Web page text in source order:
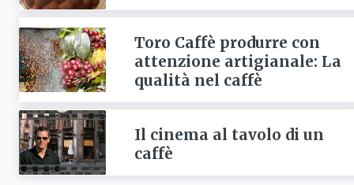
Toro Caffè produrre con
attenzione artigianale: La
qualità nel caffè
Il cinema al tavolo di un
caffè